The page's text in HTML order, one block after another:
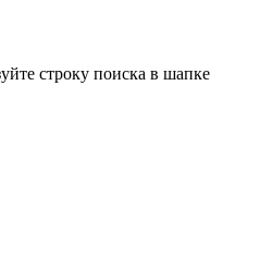
строку поиска в шапке